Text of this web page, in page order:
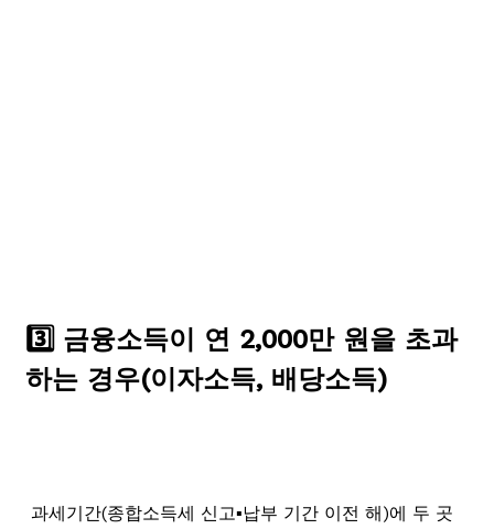
3️⃣ 금융소득이 연 2,000만 원을 초과
하는 경우(이자소득, 배당소득)
과세기간(종합소득세 신고▪️납부 기간 이전 해)에 두 곳